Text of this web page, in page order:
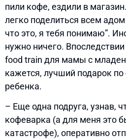
пили кофе, ездили в
легко поделиться всем
что это, я тебя понимаю”.
нужно ничего.
food train для мамы с
кажется, лучший подарок
ребенка.
– Еще одна подруга, узнав,
кофеварка (а для меня это
катастрофе), оперативно